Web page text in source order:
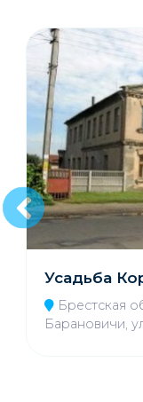
Усадьба
Брестская
Барановичи,